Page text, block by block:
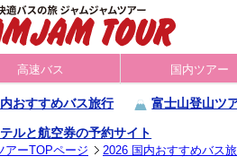
高速バス 国内ツアー
おすすめバス旅行 富士山登山ツ
ルと航空券の予約サイト
アーTOPページ 2026 国内おすすめバス